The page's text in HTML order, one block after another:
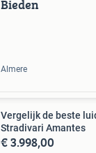
Bieden
Almere
Vergelijk de beste
Stradivari Amantes
€ 3.998,00